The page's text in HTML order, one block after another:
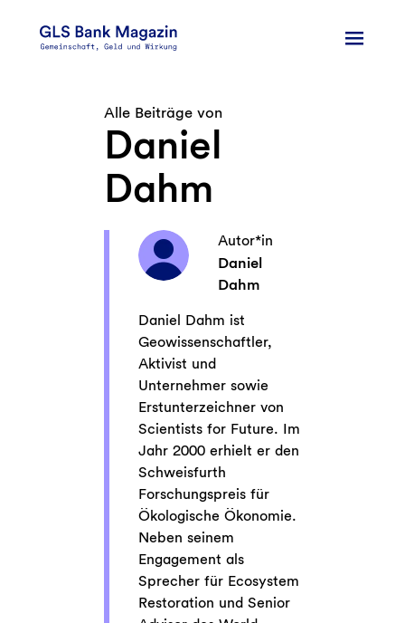
Inhalt
Alle Beiträge von
Daniel
Dahm
Autor*in
Daniel
Dahm
Daniel Dahm ist
Geowissenschaftler,
Aktivist und
Unternehmer sowie
Erstunterzeichner von
Scientists for Future. Im
Jahr 2000 erhielt er den
Schweisfurth
Forschungspreis für
Ökologische Ökonomie.
Neben seinem
Engagement als
Sprecher für Ecosystem
Restoration und Senior